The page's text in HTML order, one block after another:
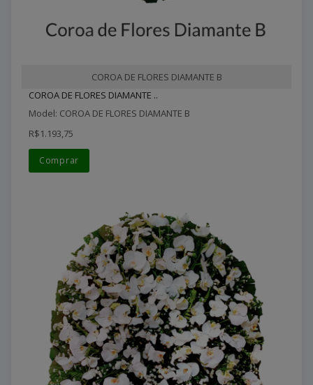
COROA DE FLORES DIAMANTE B
COROA DE FLORES DIAMANTE ..
Model: COROA DE FLORES DIAMANTE B
R$1.193,75
Comprar